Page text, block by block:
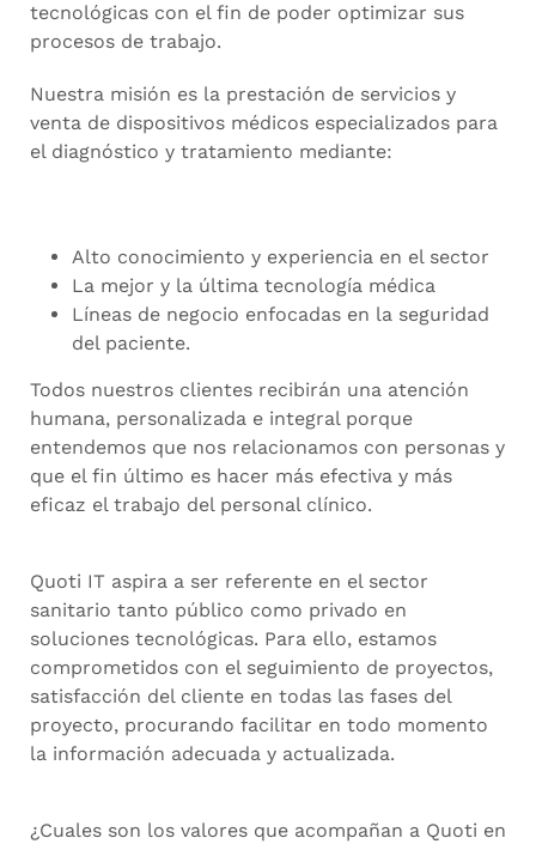
tecnológicas con el fin de poder optimizar sus
procesos de trabajo.
Nuestra misión es la prestación de servicios y
venta de dispositivos médicos especializados para
el diagnóstico y tratamiento mediante:
Alto conocimiento y experiencia en el sector
La mejor y la última tecnología médica
Líneas de negocio enfocadas en la seguridad
del paciente.
Todos nuestros clientes recibirán una atención
humana, personalizada e integral porque
entendemos que nos relacionamos con personas y
que el fin último es hacer más efectiva y más
eficaz el trabajo del personal clínico.
Quoti IT aspira a ser referente en el sector
sanitario tanto público como privado en
soluciones tecnológicas. Para ello, estamos
comprometidos con el seguimiento de proyectos,
satisfacción del cliente en todas las fases del
proyecto, procurando facilitar en todo momento
la información adecuada y actualizada.
¿Cuales son los valores que acompañan a Quoti en